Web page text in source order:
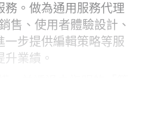
務。做為通用服務代理
售、使用者體驗設計、
步提供編輯策略等服
業績。
服務，但也會直接在